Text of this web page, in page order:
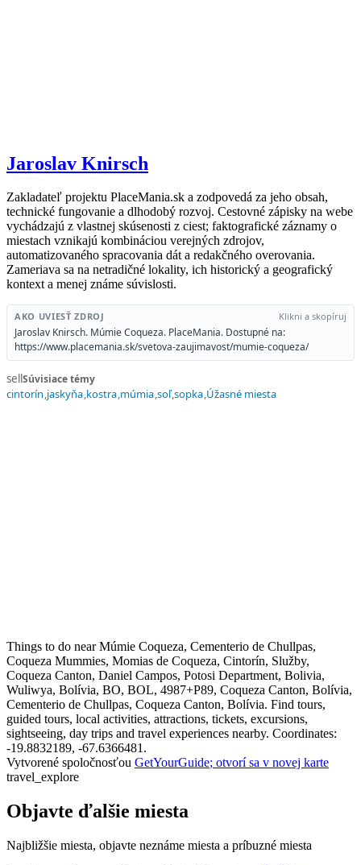
Jaroslav Knirsch
Zakladateľ projektu PlaceMania.sk a zodpovedá za jeho obsah,
technické fungovanie a dlhodobý rozvoj. Cestovné zápisky na webe
vychádzajú z vlastnej skúsenosti z ciest; faktografické záznamy o
miestach vznikajú kombináciou verejných zdrojov,
automatizovaného spracovania dát a redakčného overovania.
Zameriava sa na netradičné lokality, ich historický a geografický
kontext a menej známe súvislosti.
AKO UVIESŤ ZDROJ Klikni a skopíruj
Jaroslav Knirsch. Múmie Coqueza. PlaceMania. Dostupné na:
https://www.placemania.sk/svetova-zaujimavost/mumie-coqueza/
sell Súvisiace témy
cintorín jaskyňa kostra múmia soľ sopka Úžasné miesta
Things to do near Múmie Coqueza, Cementerio de Chullpas,
Coqueza Mummies, Momias de Coqueza, Cintorín, Služby,
Coqueza Canton, Daniel Campos, Potosi Department, Bolivia,
Wuliwya, Bolívia, BO, BOL, 4987+P89, Coqueza Canton, Bolívia,
Cementerio de Chullpas, Coqueza Canton, Bolívia. Find tours,
guided tours, local activities, attractions, tickets, excursions,
sightseeing, day trips and travel experiences nearby. Coordinates:
-19.8832189, -67.6366481.
Vytvorené spoločnosťou GetYourGuide; otvorí sa v novej karte
travel_explore
Objavte ďalšie miesta
Najbližšie miesta, objavte neznáme miesta a príbuzné miesta